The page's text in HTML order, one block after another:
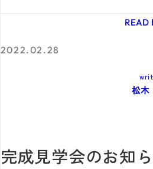
完成見学会のお知
2022.02.28
松
READ